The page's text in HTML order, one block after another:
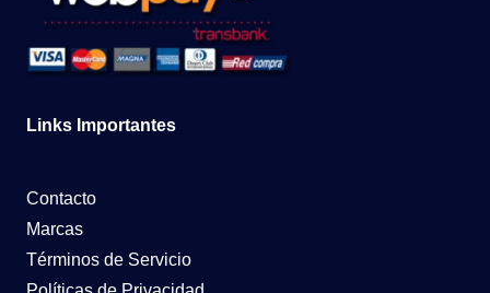
Links Importantes
Contacto
Marcas
Términos de Servicio